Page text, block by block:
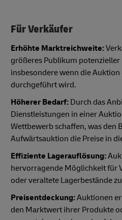
Für Verkäufer
Erhöhte Marktreichweite:
größeres Publikum
insbesondere wenn die
durchgeführt wird.
Höherer Bedarf: Durch das
Dienstleistungen in einer
Wettbewerb schaffen, was den
Aufwärtsauktion die Preise in
Effiziente Lagerauflösung:
hervorragende Möglichkeit für
oder veraltete Lagerbestände
Preisentdeckung:Auktionen
den Marktwert ihrer Produkte